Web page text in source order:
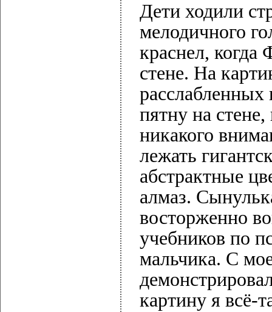
Дети ходили
мелодичного
краснел, когда
стене. На
пятну на
никакого
лежать
абстрактные
алмаз.
восторженно
учебников по
мальчика. С
картину я всё-